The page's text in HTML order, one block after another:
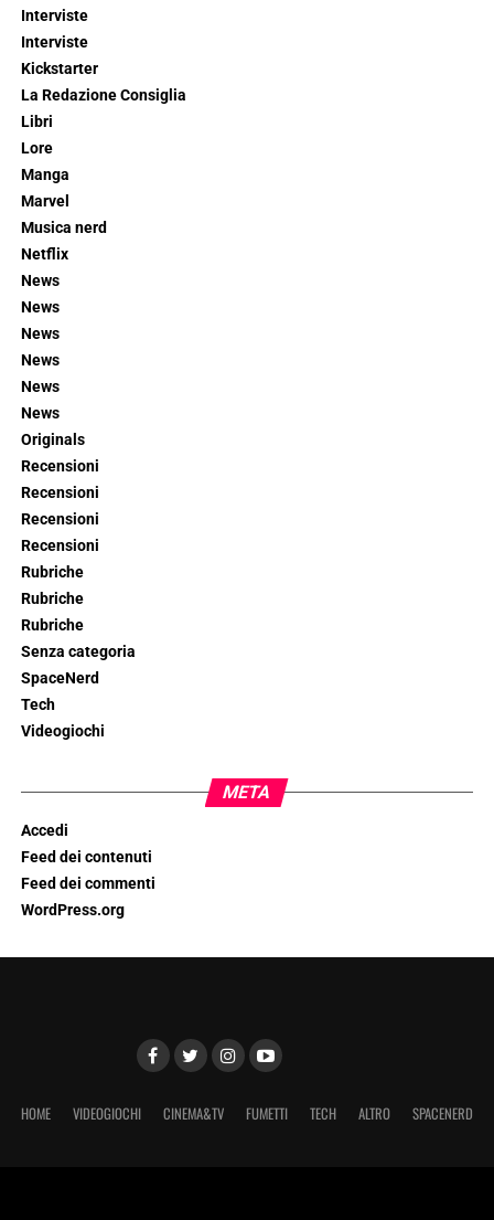
Interviste
Interviste
Kickstarter
La Redazione Consiglia
Libri
Lore
Manga
Marvel
Musica nerd
Netflix
News
News
News
News
News
News
Originals
Recensioni
Recensioni
Recensioni
Recensioni
Rubriche
Rubriche
Rubriche
Senza categoria
SpaceNerd
Tech
Videogiochi
META
Accedi
Feed dei contenuti
Feed dei commenti
WordPress.org
HOME VIDEOGIOCHI CINEMA&TV FUMETTI TECH ALTRO SPACENERD